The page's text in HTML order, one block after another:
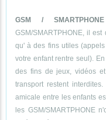
GSM / SMARTPHONE
GSM/SMARTPHONE, il
qu' à des fins utiles
votre enfant rentre seul).
des fins de jeux, vidéos
transport restent
amicale entre les enfants
les GSM/SMARTPHONE